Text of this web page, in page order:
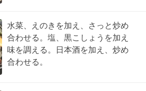
水菜、えのきを加え、さっと炒め
合わせる。塩、黒こしょうを加え
味を調える。日本酒を加え、炒め
合わせる。